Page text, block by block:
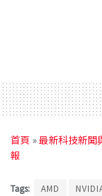
首頁 »最新科技新聞
報
Tags: AMD